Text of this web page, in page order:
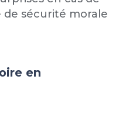
de sécurité morale
en